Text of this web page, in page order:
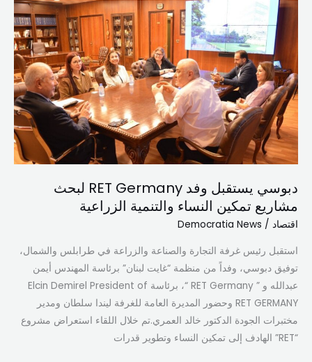
دبوسي يستقبل وفد RET Germany لبحث
مشاريع تمكين النساء والتنمية الزراعية
اقتصاد /
Democratia News
استقبل رئيس غرفة التجارة والصناعة والزراعة في طرابلس والشمال،
توفيق دبوسي، وفداً من منظمة “غايت لبنان” برئاسة المهندس أيمن
عبدالله و ” RET Germany “، برئاسة Elcin Demirel President of
RET GERMANY وحضور المديرة العامة للغرفة ليندا سلطان ومدير
مختبرات الجودة الدكتور خالد العمري.تم خلال اللقاء استعراض مشروع
“RET” الهادف إلى تمكين النساء وتطوير قدرات
دبوسي
يستقبل
وفد
RET
Germany
لبحث
مشاريع
تمكين
النساء
والتنمية